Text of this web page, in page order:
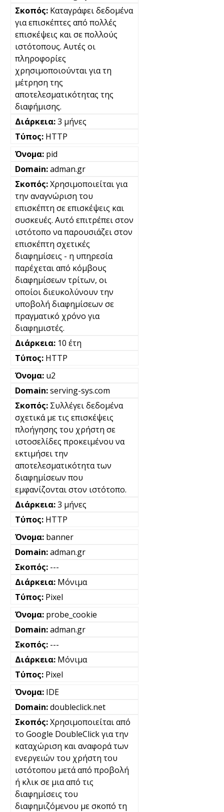
Καταγράφει δεδομένα
για επισκέπτες από πολλές
επισκέψεις και σε πολλούς
ιστότοπους. Αυτές οι
πληροφορίες
χρησιμοποιούνται για τη
μέτρηση της
αποτελεσματικότητας της
διαφήμισης.
3 μήνες
HTTP
pid
adman.gr
Χρησιμοποιείται για
την αναγνώριση του
επισκέπτη σε επισκέψεις και
συσκευές. Αυτό επιτρέπει στον
ιστότοπο να παρουσιάζει στον
επισκέπτη σχετικές
διαφημίσεις - η υπηρεσία
παρέχεται από κόμβους
διαφημίσεων τρίτων, οι
οποίοι διευκολύνουν την
υποβολή διαφημίσεων σε
πραγματικό χρόνο για
διαφημιστές.
10 έτη
HTTP
u2
serving-sys.com
Συλλέγει δεδομένα
σχετικά με τις επισκέψεις
πλοήγησης του χρήστη σε
ιστοσελίδες προκειμένου να
εκτιμήσει την
αποτελεσματικότητα των
διαφημίσεων που
εμφανίζονται στον ιστότοπο.
3 μήνες
HTTP
banner
adman.gr
---
Μόνιμα
Pixel
probe_cookie
adman.gr
---
Μόνιμα
Pixel
IDE
doubleclick.net
Χρησιμοποιείται από
το Google DoubleClick για την
καταχώριση και αναφορά των
ενεργειών του χρήστη του
ιστότοπου μετά από προβολή
ή κλικ σε μια από τις
διαφημίσεις του
διαφημιζόμενου με σκοπό τη